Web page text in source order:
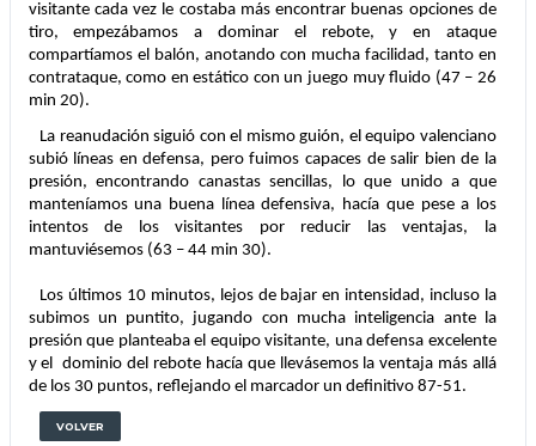
visitante cada vez le costaba más encontrar buenas opciones de
tiro, empezábamos a dominar el rebote, y en ataque
compartíamos el balón, anotando con mucha facilidad, tanto en
contrataque, como en estático con un juego muy fluido (47 – 26
min 20).
La reanudación siguió con el mismo guión, el equipo valenciano
subió líneas en defensa, pero fuimos capaces de salir bien de la
presión, encontrando canastas sencillas, lo que unido a que
manteníamos una buena línea defensiva, hacía que pese a los
intentos de los visitantes por reducir las ventajas, la
mantuviésemos (63 – 44 min 30).
Los últimos 10 minutos, lejos de bajar en intensidad, incluso la
subimos un puntito, jugando con mucha inteligencia ante la
presión que planteaba el equipo visitante, una defensa excelente
y el  dominio del rebote hacía que llevásemos la ventaja más allá
de los 30 puntos, reflejando el marcador un definitivo 87-51.
VOLVER